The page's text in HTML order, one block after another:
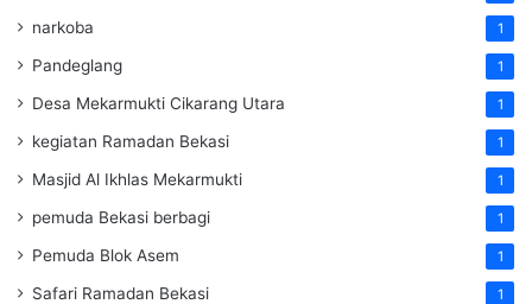
narkoba 1
Pandeglang 1
Desa Mekarmukti Cikarang Utara 1
kegiatan Ramadan Bekasi 1
Masjid Al Ikhlas Mekarmukti 1
pemuda Bekasi berbagi 1
Pemuda Blok Asem 1
Safari Ramadan Bekasi 1